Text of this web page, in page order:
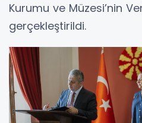
Kurumu ve Müzesi’nin
gerçekleştirildi.